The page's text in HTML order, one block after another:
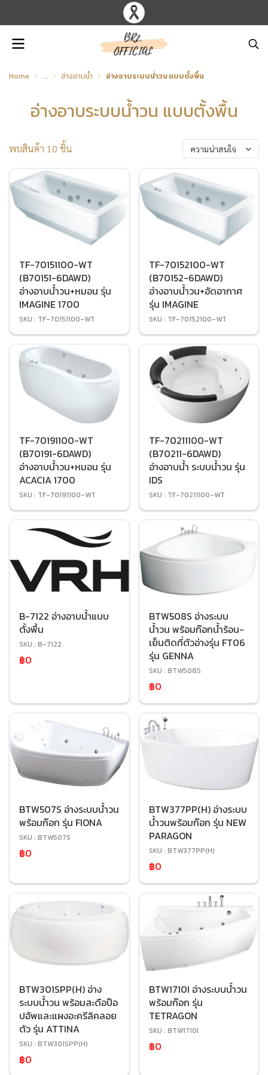
Home ... อ่างอาบน้ำ อ่างอาบระบบน้ำวน แบบตั้งพื้น
อ่างอาบระบบน้ำวน แบบตั้งพื้น
พบสินค้า 10 ชิ้น ความน่าสนใจ
TF-70151100-WT
(B70151-6DAWD)
อ่างอาบน้ำวน+หมอน รุ่น
IMAGINE 1700
SKU : TF-70151100-WT
TF-70152100-WT
(B70152-6DAWD)
อ่างอาบน้ำวน+อัดอากาศ
รุ่น IMAGINE
SKU : TF-70152100-WT
TF-70191100-WT
(B70191-6DAWD)
อ่างอาบน้ำวน+หมอน รุ่น
ACACIA 1700
SKU : TF-70191100-WT
TF-70211100-WT
(B70211-6DAWD)
อ่างอาบน้ำ ระบบน้ำวน รุ่น
IDS
SKU : TF-70211100-WT
B-7122 อ่างอาบน้ำแบบ
ตั้งพื้น
SKU : B-7122
฿0
BTW508S อ่างระบบ
น้ำวน พร้อมก๊อกน้ำร้อน-
เย็นติดที่ตัวอ่างรุ่น FT06
รุ่น GENNA
SKU : BTW508S
฿0
BTW507S อ่างระบบน้ำวน
พร้อมก๊อก รุ่น FIONA
SKU : BTW507S
฿0
BTW377PP(H) อ่างระบบ
น้ำวนพร้อมก๊อก รุ่น NEW
PARAGON
SKU : BTW377PP(H)
฿0
BTW301SPP(H) อ่าง
ระบบน้ำวน พร้อมสะดือป๊อ
ปอัพและแผงอะครีลิคลอย
ตัว รุ่น ATTINA
SKU : BTW301SPP(H)
฿0
BTW1710I อ่างระบบน้ำวน
พร้อมก๊อก รุ่น
TETRAGON
SKU : BTW1710I
฿0